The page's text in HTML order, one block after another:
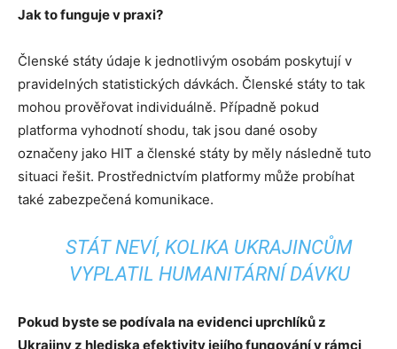
Jak to funguje v praxi?
Členské státy údaje k jednotlivým osobám poskytují v
pravidelných statistických dávkách. Členské státy to tak
mohou prověřovat individuálně. Případně pokud
platforma vyhodnotí shodu, tak jsou dané osoby
označeny jako HIT a členské státy by měly následně tuto
situaci řešit. Prostřednictvím platformy může probíhat
také zabezpečená komunikace.
STÁT NEVÍ, KOLIKA UKRAJINCŮM
VYPLATIL HUMANITÁRNÍ DÁVKU
Pokud byste se podívala na evidenci uprchlíků z
Ukrajiny z hlediska efektivity jejího fungování v rámci